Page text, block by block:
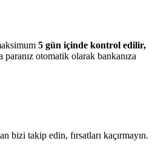
5 gün içinde kontrol edilir,
paranız otomatik olarak bankanıza
bizi takip edin, fırsatları kaçırmayın.